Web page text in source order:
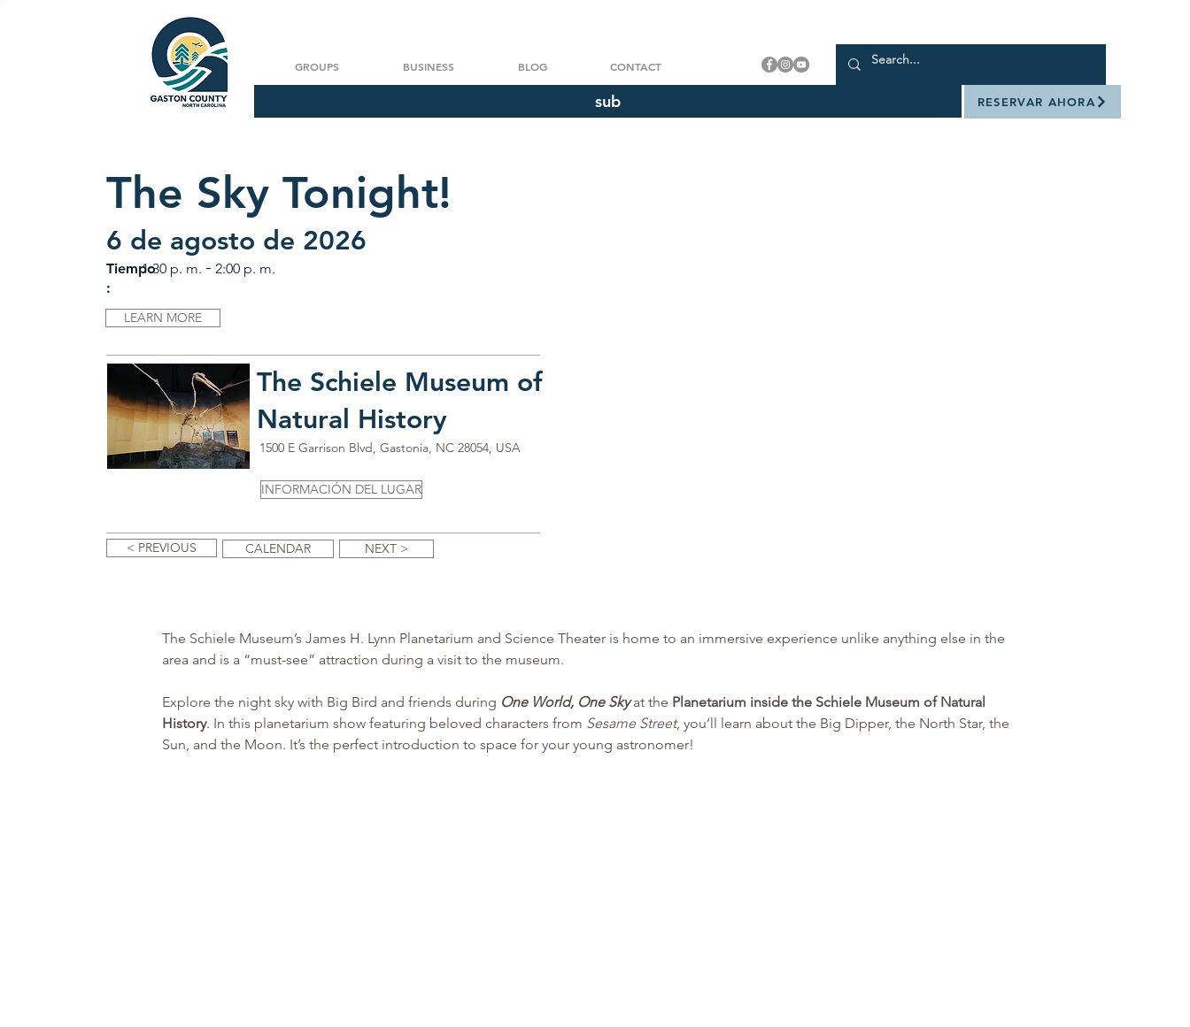
GROUPS BUSINESS BLOG CONTACT
sub RESERVAR AHORA
The Sky Tonight!
6 de agosto de 2026
Tiempo
:
1:30 p. m. - 2:00 p. m.
LEARN MORE
The Schiele Museum of
Natural History
1500 E Garrison Blvd, Gastonia, NC 28054, USA
INFORMACIÓN DEL LUGAR
< PREVIOUS CALENDAR NEXT >
The Schiele Museum’s James H. Lynn Planetarium and Science Theater is home to an immersive experience unlike anything else in the
area and is a “must-see” attraction during a visit to the museum.
Explore the night sky with Big Bird and friends during One World, One Sky at the Planetarium inside the Schiele Museum of Natural
History. In this planetarium show featuring beloved characters from Sesame Street, you’ll learn about the Big Dipper, the North Star, the
Sun, and the Moon. It’s the perfect introduction to space for your young astronomer!